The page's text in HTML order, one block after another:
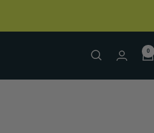
0